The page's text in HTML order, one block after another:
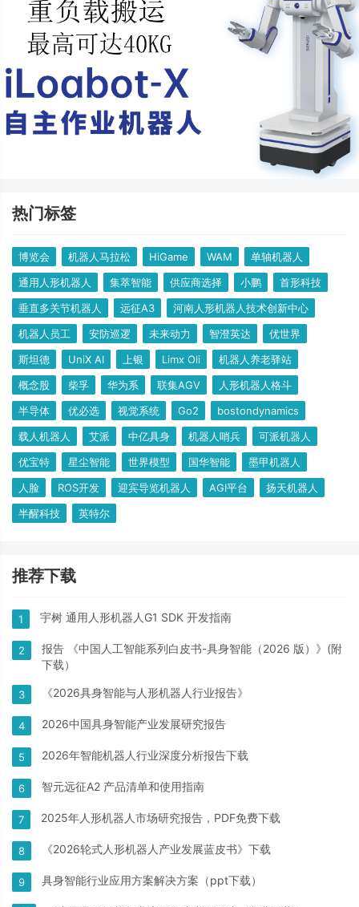
热门标签
博览会 机器人马拉松 HiGame WAM
单轴机器人
通用人形机器人
集萃智能 供应商选择 小鹏
首形科技
垂直多关节机器人
远征A3
河南人形机器人技术创新中心
机器人员工
安防巡逻 未来动力 智澄英达
优世界
斯坦德
UniX AI 上银 Limx Oli
机器人养老驿站
概念股
柴孚 华为系 联集AGV
人形机器人格斗
半导体
优必选 视觉系统 Go2
bostondynamics
载人机器人
艾派 中亿具身 机器人哨兵
可派机器人
优宝特
星尘智能 世界模型 国华智能
墨甲机器人
人脸
ROS开发 迎宾导览机器人 AGI平台
扬天机器人
半醒科技
英特尔
推荐下载
1 宇树 通用人形机器人G1 SDK 开发指南
2
报告 《中国人工智能系列白皮书-具身智能（2026 版）》(附
下载）
3 《2026具身智能与人形机器人行业报告》
4 2026中国具身智能产业发展研究报告
5 2026年智能机器人行业深度分析报告下载
6 智元远征A2 产品清单和使用指南
7 2025年人形机器人市场研究报告，PDF免费下载
8 《2026轮式人形机器人产业发展蓝皮书》下载
9 具身智能行业应用方案解决方案（ppt下载）